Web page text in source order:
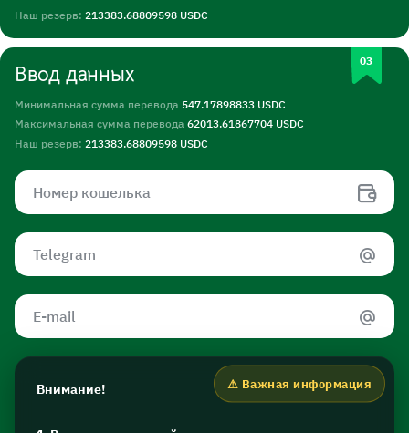
Наш резерв: 213383.68809598 USDC
Ввод данных
Минимальная сумма перевода 547.17898833 USDC
Максимальная сумма перевода 62013.61867704 USDC
Наш резерв: 213383.68809598 USDC
Внимание!